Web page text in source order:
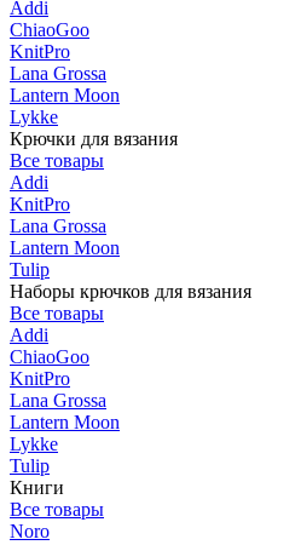
Addi
ChiaoGoo
KnitPro
Lana Grossa
Lantern Moon
Lykke
Крючки для вязания
Все товары
Addi
KnitPro
Lana Grossa
Lantern Moon
Tulip
Наборы крючков для вязания
Все товары
Addi
ChiaoGoo
KnitPro
Lana Grossa
Lantern Moon
Lykke
Tulip
Книги
Все товары
Noro